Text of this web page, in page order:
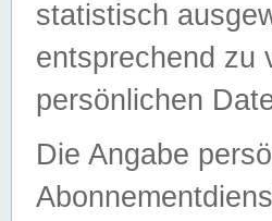
statistisch
entsprechend zu
persönlichen
Die Angabe